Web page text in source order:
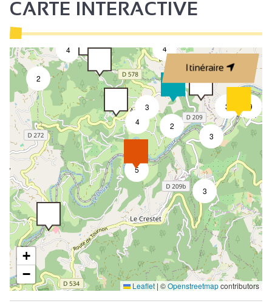
CARTE INTERACTIVE
Itinéraire
3
2
3
4
5
2
4 4
3
3
2
9
+
−
Leaflet | ©Openstreetmapcontributors